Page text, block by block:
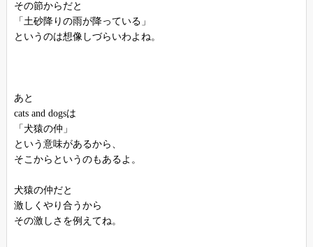
その節からだと
「土砂降りの雨が降っている」
というのは想像しづらいわよね。
あと
cats and dogsは
「犬猿の仲」
という意味があるから、
そこからというのもあるよ。
犬猿の仲だと
激しくやり合うから
その激しさを例えてね。